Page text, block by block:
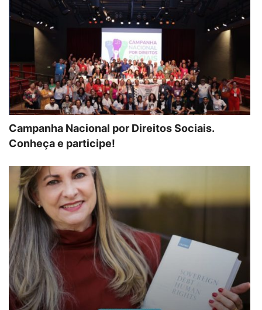
Campanha Nacional por Direitos Sociais.
Conheça e participe!